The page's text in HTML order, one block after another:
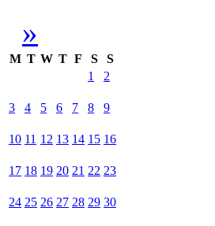
»
M T W T F S
S
1
2
3 4 5 6 7 8 9
10 11 12 13 14 15 16
17 18 19 20 21 22 23
24 25 26 27 28 29 30